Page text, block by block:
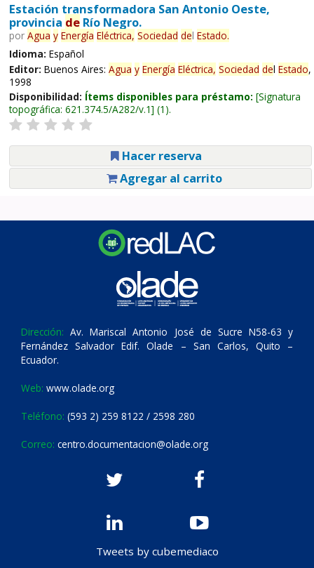
Estación transformadora San Antonio Oeste,
provincia deRío Negro.
por Agua y Energía Eléctrica, Sociedad del Estado.
Idioma: Español
Editor: Buenos Aires: Agua y Energía Eléctrica, Sociedad del Estado,
1998
Disponibilidad: Ítems disponibles para préstamo: Signatura
topográfica: 621.374.5/A282/v.1 (1).
Hacer reserva
Agregar al carrito
Dirección: Av. Mariscal Antonio José de Sucre N58-63 y
Fernández Salvador Edif. Olade – San Carlos, Quito –
Ecuador.
Web: www.olade.org
Teléfono: (593 2) 259 8122 / 2598 280
Correo: centro.documentacion@olade.org
Tweets by cubemediaco